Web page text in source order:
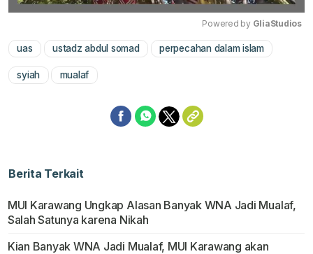
Mute
Powered by GliaStudios
uas ustadz abdul somad perpecahan dalam islam
syiah mualaf
Berita Terkait
MUI Karawang Ungkap Alasan Banyak WNA Jadi Mualaf,
Salah Satunya karena Nikah
Kian Banyak WNA Jadi Mualaf, MUI Karawang akan